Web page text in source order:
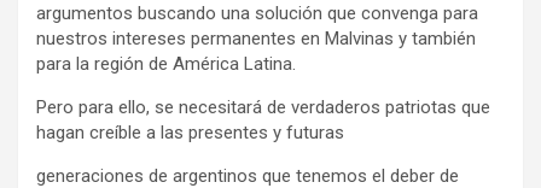
argumentos buscando una solución que convenga para
nuestros intereses permanentes en Malvinas y también
para la región de América Latina.
Pero para ello, se necesitará de verdaderos patriotas que
hagan creíble a las presentes y futuras
generaciones de argentinos que tenemos el deber de